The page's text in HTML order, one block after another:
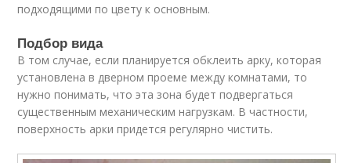
подходящими по цвету к основным.
Подбор вида
В том случае, если планируется обклеить арку, которая
установлена в дверном проеме между комнатами, то
нужно понимать, что эта зона будет подвергаться
существенным механическим нагрузкам. В частности,
поверхность арки придется регулярно чистить.